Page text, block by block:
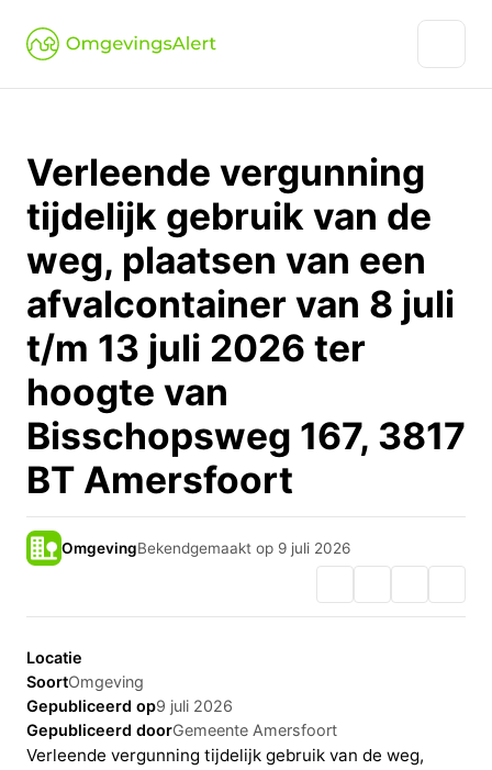
Verleende vergunning
tijdelijk gebruik van de
weg, plaatsen van een
afvalcontainer van 8 juli
t/m 13 juli 2026 ter
hoogte van
Bisschopsweg 167, 3817
BT Amersfoort
OmgevingBekendgemaakt op 9 juli 2026
Locatie
SoortOmgeving
Gepubliceerd op9 juli 2026
Gepubliceerd doorGemeente Amersfoort
Verleende vergunning tijdelijk gebruik van de weg,